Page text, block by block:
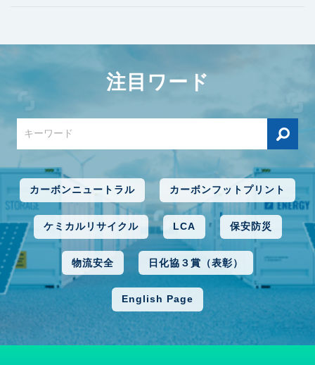
注目ワード
カーボンニュートラル カーボンフットプリント
ケミカルリサイクル LCA 保安防災
物流安全 日化協３賞（表彰）
English Page